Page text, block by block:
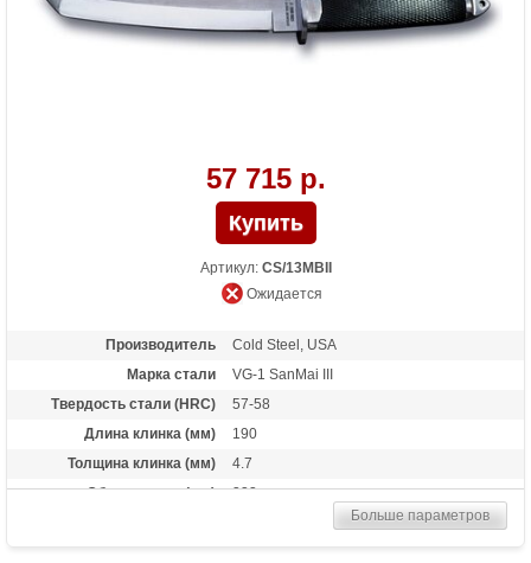
57 715 р.
Артикул: CS/13MBII
Ожидается
Производитель
Cold Steel, USA
Марка стали
VG-1 SanMai III
Твердость стали (HRC)
57-58
Длина клинка (мм)
190
Толщина клинка (мм)
4.7
Общая длина (мм)
333
Вес (гр)
323
Больше параметров